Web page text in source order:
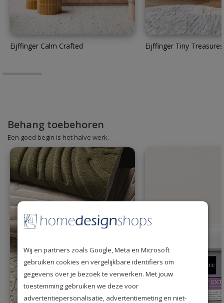
Eijffinger Calm Crafted Eijffinger Tiny Treasures
Behang toebehoren
Een goed begin is het halve werk.
Wij en partners zoals Google, Meta en Microsoft
gebruiken cookies en vergelijkbare identifiers om
gegevens over je bezoek te verwerken. Met jouw
toestemming gebruiken we deze voor
advertentiepersonalisatie, advertentiemeting en niet-